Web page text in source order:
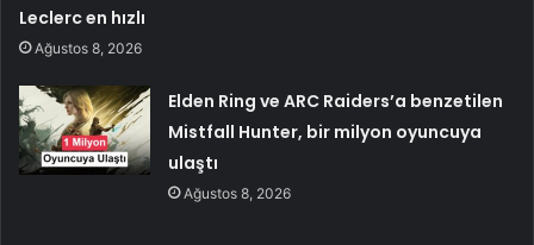
Leclerc en hızlı
Ağustos 8, 2026
Elden Ring ve ARC Raiders’a benzetilen
Mistfall Hunter, bir milyon oyuncuya
ulaştı
Ağustos 8, 2026